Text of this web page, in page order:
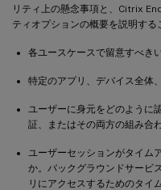
リティ上の懸念事項と、Citrix
ティオプションの概要を説明する
各ユースケースで留意すべき
特定のアプリ、デバイス全体
ユーザーに身元をどのように
証、またはその両方の組み合
ユーザーセッションがタイム
か。バックグラウンドサービ
リにアクセスするためのタイ